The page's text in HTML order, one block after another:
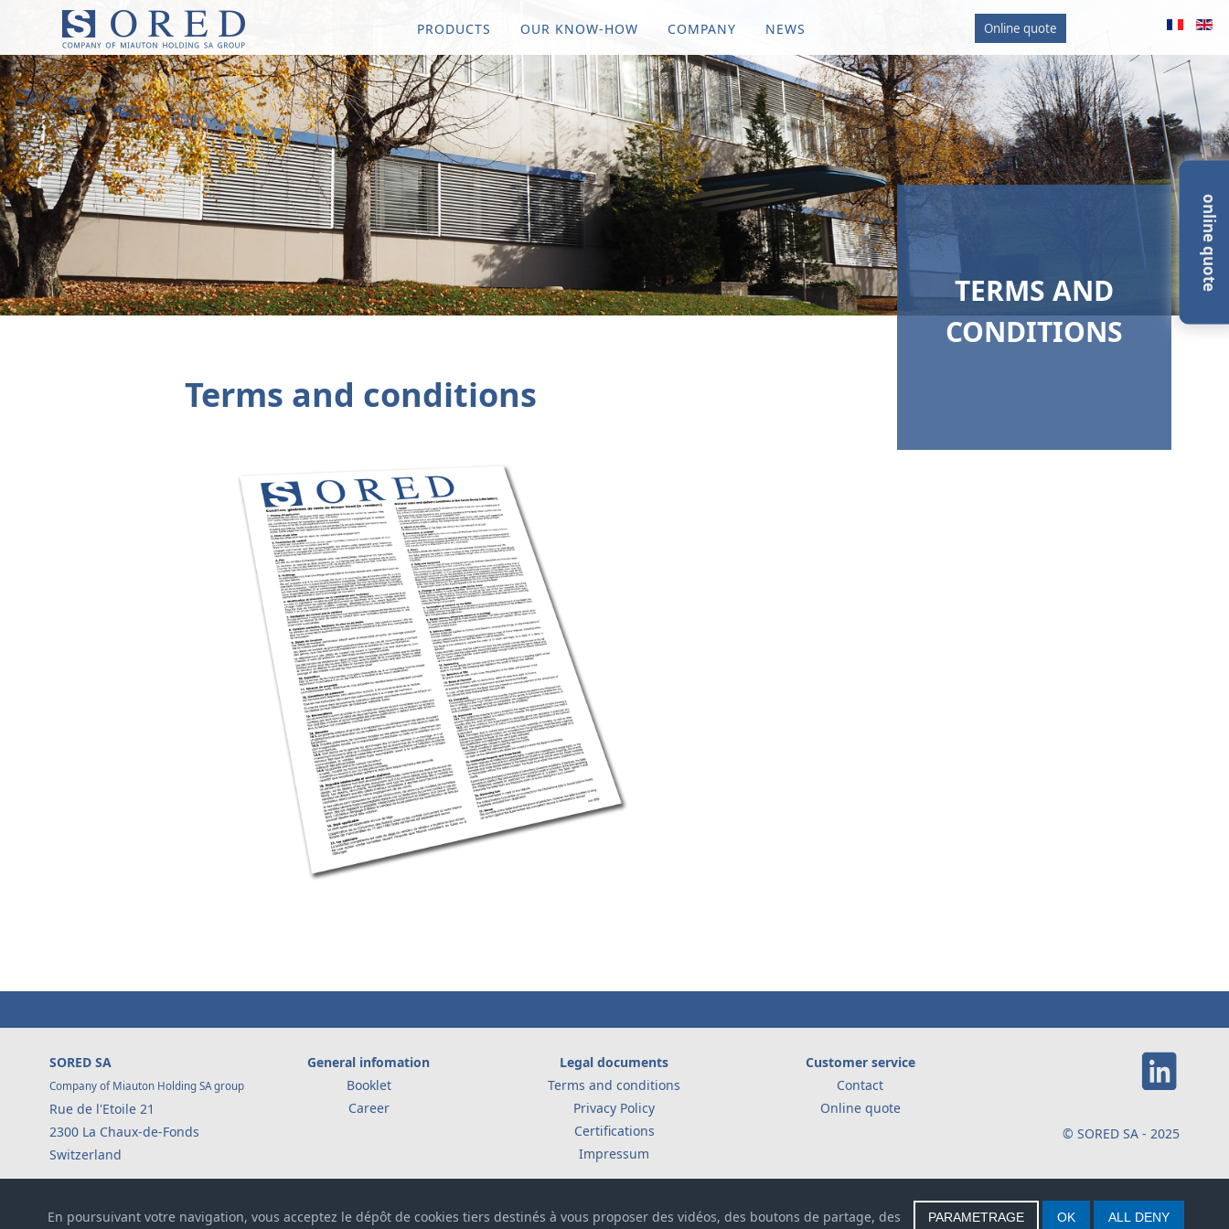
PRODUCTS OUR KNOW-HOW COMPANY NEWS Online quote
online quote
TERMS AND
CONDITIONS
Terms and conditions
SORED SA
Company of Miauton Holding SA group
Rue de l'Etoile 21
2300 La Chaux-de-Fonds
Switzerland
Fax : +41 32 968 74 89
General infomation
Booklet
Career
Legal documents
Terms and conditions
Privacy Policy
Certifications
Impressum
Customer service
Contact
Online quote
© SORED SA - 2025
En poursuivant votre navigation, vous acceptez le dépôt de cookies tiers destinés à vous proposer des vidéos, des boutons de partage, des PARAMETRAGE OK ALL DENY